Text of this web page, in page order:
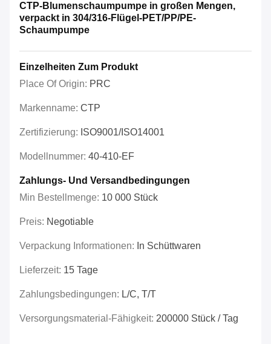
CTP-Blumenschaumpumpe in großen Mengen,
verpackt in 304/316-Flügel-PET/PP/PE-
Schaumpumpe
Einzelheiten Zum Produkt
Place Of Origin: PRC
Markenname: CTP
Zertifizierung: ISO9001/ISO14001
Modellnummer: 40-410-EF
Zahlungs- Und Versandbedingungen
Min Bestellmenge: 10 000 Stück
Preis: Negotiable
Verpackung Informationen: In Schüttwaren
Lieferzeit: 15 Tage
Zahlungsbedingungen: L/C, T/T
Versorgungsmaterial-Fähigkeit: 200000 Stück / Tag